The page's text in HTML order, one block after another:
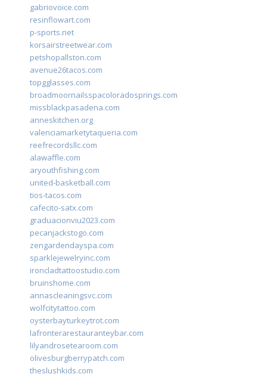
gabriovoice.com
resinflowart.com
p-sports.net
korsairstreetwear.com
petshopallston.com
avenue26tacos.com
topgglasses.com
broadmoornailsspacoloradosprings.com
missblackpasadena.com
anneskitchen.org
valenciamarketytaqueria.com
reefrecordsllc.com
alawaffle.com
aryouthfishing.com
united-basketball.com
tios-tacos.com
cafecito-satx.com
graduacionviu2023.com
pecanjackstogo.com
zengardendayspa.com
sparklejewelryinc.com
ironcladtattoostudio.com
bruinshome.com
annascleaningsvc.com
wolfcitytattoo.com
oysterbayturkeytrot.com
lafronterarestauranteybar.com
lilyandrosetearoom.com
olivesburgberrypatch.com
theslushkids.com